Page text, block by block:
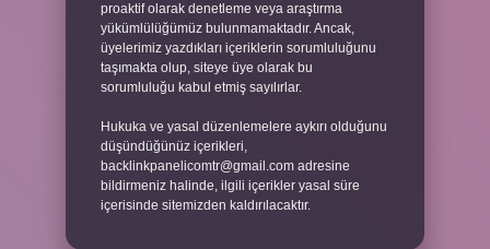
proaktif olarak denetleme veya araştırma
yükümlülüğümüz bulunmamaktadır. Ancak,
üyelerimiz yazdıkları içeriklerin sorumluluğunu
taşımakta olup, siteye üye olarak bu
sorumluluğu kabul etmiş sayılırlar.
Hukuka ve yasal düzenlemelere aykırı olduğunu
düşündüğünüz içerikleri,
backlinkpanelicomtr@gmail.com adresine
bildirmeniz halinde, ilgili içerikler yasal süre
içerisinde sitemizden kaldırılacaktır.